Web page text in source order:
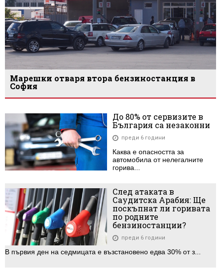
Марешки отваря втора бензиностанция в
София
До 80% от сервизите в
България са незаконни
преди 6 години
Каква е опасността за
автомобила от нелегалните
горива...
След атаката в
Саудитска Арабия: Ще
поскъпнат ли горивата
по родните
бензиностанции?
преди 6 години
В първия ден на седмицата е възстановено едва 30% от з...